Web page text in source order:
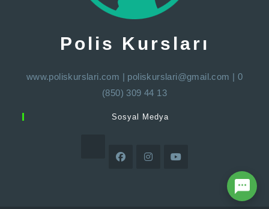
Polis Kursları
www.poliskurslari.com | poliskurslari@gmail.com | 0
(850) 309 44 13
Sosyal Medya